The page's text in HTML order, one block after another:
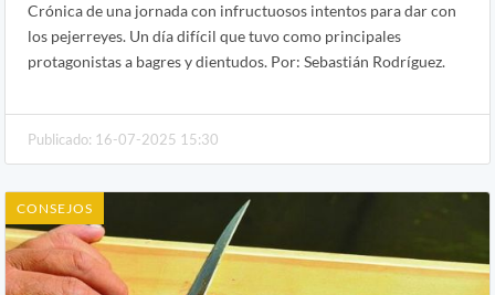
Crónica de una jornada con infructuosos intentos para dar con
los pejerreyes. Un día difícil que tuvo como principales
protagonistas a bagres y dientudos. Por: Sebastián Rodríguez.
Publicado: 16-07-2025 15:30
CONSEJOS